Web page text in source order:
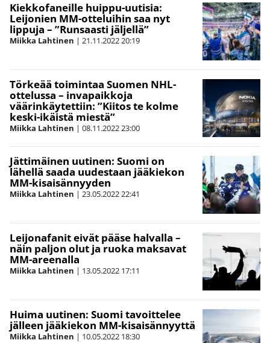
Kiekkofaneille huippu-uutisia:
Leijonien MM-otteluihin saa nyt
lippuja – ”Runsaasti jäljellä”
Miikka Lahtinen | 21.11.202220:19
Törkeää toimintaa Suomen NHL-
ottelussa – invapaikkoja
väärinkäytettiin: ”Kiitos te kolme
keski-ikäistä miestä”
Miikka Lahtinen | 08.11.202223:00
Jättimäinen uutinen: Suomi on
lähellä saada uudestaan jääkiekon
MM-kisaisännyyden
Miikka Lahtinen | 23.05.202222:41
Leijonafanit eivät pääse halvalla –
näin paljon olut ja ruoka maksavat
MM-areenalla
Miikka Lahtinen | 13.05.2022 17:11
Huima uutinen: Suomi tavoittelee
jälleen jääkiekon MM-kisaisännyyttä
Miikka Lahtinen | 10.05.2022 18:30